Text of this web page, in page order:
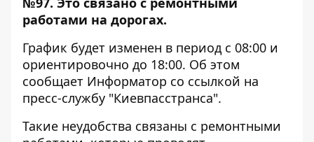
работами на дорогах.
График будет изменен в период с 08:00 и
ориентировочно до 18:00. Об этом
сообщает Информатор со ссылкой на
пресс-службу "Киевпасстранса".
Такие неудобства связаны с ремонтными